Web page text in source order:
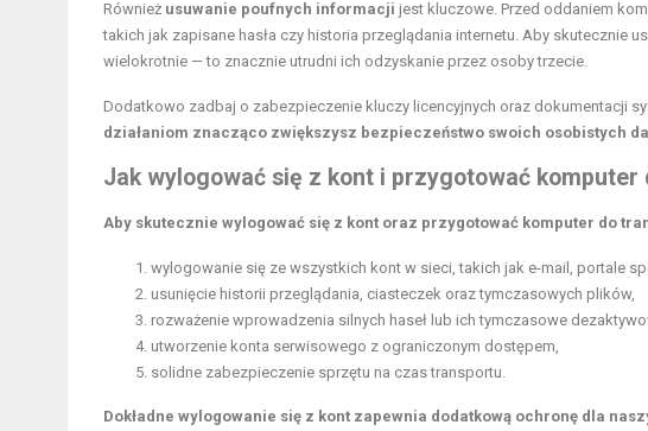
Również usuwanie poufnych informacji jest kluczowe. Przed oddaniem
takich jak zapisane hasła czy historia przeglądania internetu. Aby skutecznie
wielokrotnie — to znacznie utrudni ich odzyskanie przez osoby trzecie.
Dodatkowo zadbaj o zabezpieczenie kluczy licencyjnych oraz dokumentacji
działaniom znacząco zwiększysz bezpieczeństwo swoich osobistych
Jak wylogować się z kont i przygotować komputer
Aby skutecznie wylogować się z kont oraz przygotować komputer do
wylogowanie się ze wszystkich kont w sieci, takich jak e-mail, portale
usunięcie historii przeglądania, ciasteczek oraz tymczasowych plików,
rozważenie wprowadzenia silnych haseł lub ich tymczasowe
utworzenie konta serwisowego z ograniczonym dostępem,
solidne zabezpieczenie sprzętu na czas transportu.
Dokładne wylogowanie się z kont zapewnia dodatkową ochronę dla